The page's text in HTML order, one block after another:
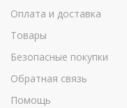
Оплата и доставка
Товары
Безопасные покупки
Обратная связь
Помощь